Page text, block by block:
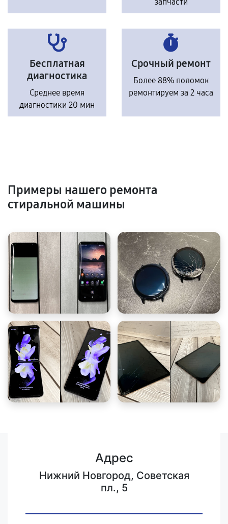
Бесплатная
диагностика
Среднее время
диагностики 20 мин
Срочный ремонт
Более 88% поломок
ремонтируем за 2 часа
Примеры нашего ремонта
стиральной машины
Адрес
Нижний Новгород, Советская
пл., 5